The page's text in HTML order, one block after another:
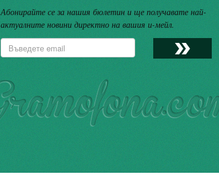
Абонирайте се за нашия бюлетин и ще получавате най-
актуалните новини директно на вашия и-мейл.